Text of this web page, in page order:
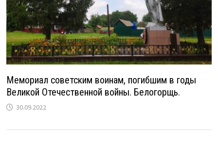
Мемориал советским воинам, погибшим в годы
Великой Отечественной войны. Белогорщь.
30.09.2022